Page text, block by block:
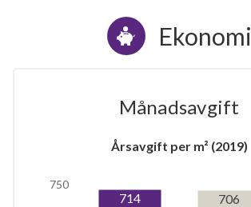
Ekonomi
Månadsavgift
Årsavgift per m² (2019)
750
714 706